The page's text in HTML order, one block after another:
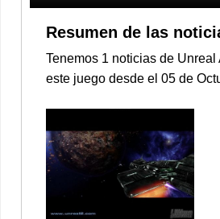
Resumen de las
Tenemos 1 noticias de
este juego desde el 05 de